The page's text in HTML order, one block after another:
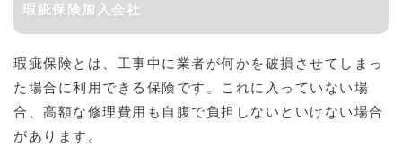
瑕疵保険加入会社
瑕疵保険とは、工事中に業者が何かを破損させてしまっ
た場合に利用できる保険です。これに入っていない場
合、高額な修理費用も自腹で負担しないといけない場合
があります。